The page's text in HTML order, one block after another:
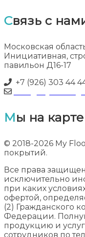
Связь с
Московская
Инициативная,
павильон Д16-17
+7 (926) 303 44
Мы на карте
© 2018-2026 My
покрытий.
Все права
исключительно
при каких
офертой,
(2) Гражданского
Федерации.
продукцию и
сотрудников по